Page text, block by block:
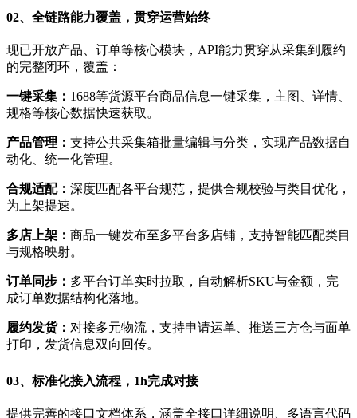
02、 全链路能力覆盖，贯穿运营始终
现已开放产品、订单等核心模块，API能力贯穿从采集到履约
的完整闭环，覆盖：
一键采集： 1688等货源平台商品信息一键采集，主图、详情、
规格等核心数据快速获取。
产品管理： 支持公共采集箱批量编辑与分类，实现产品数据自
动化、统一化管理。
合规适配： 深度匹配各平台规范，提供合规校验与类目优化，
为上架提速。
多店上架： 商品一键发布至多平台多店铺，支持智能匹配类目
与规格映射。
订单同步： 多平台订单实时拉取，自动解析SKU与金额，完
成订单数据结构化落地。
履约发货： 对接多元物流，支持申请运单、推送三方仓与面单
打印，发货信息双向回传。
03、 标准化接入流程，1h完成对接
提供完善的接口文档体系，涵盖全接口详细说明、多语言代码